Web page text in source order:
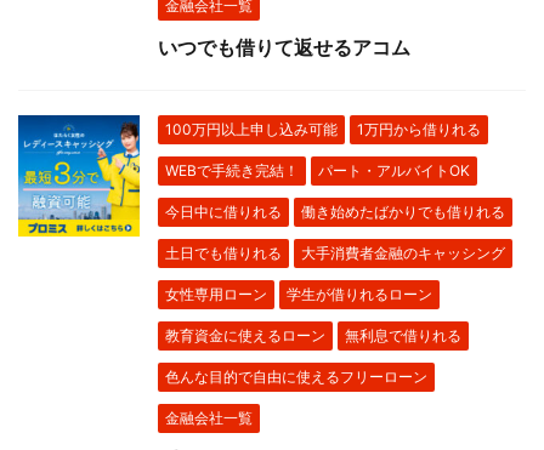
金融会社一覧
いつでも借りて返せるアコム
100万円以上申し込み可能 1万円から借りれる
WEBで手続き完結！ パート・アルバイトOK
今日中に借りれる 働き始めたばかりでも借りれる
土日でも借りれる 大手消費者金融のキャッシング
女性専用ローン 学生が借りれるローン
教育資金に使えるローン 無利息で借りれる
色んな目的で自由に使えるフリーローン
金融会社一覧